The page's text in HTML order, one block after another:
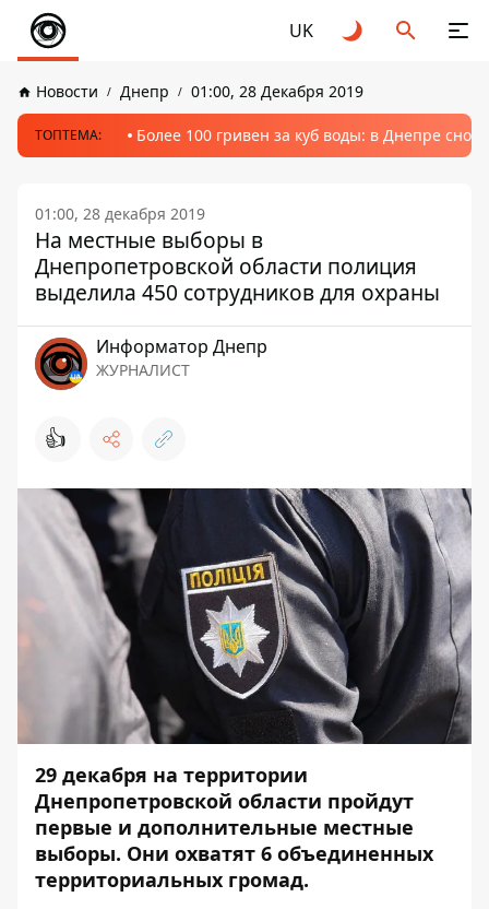
UK
Новости Днепр 01:00, 28 Декабря 2019
ТОПТЕМА: Более 100 гривен за куб воды: в Днепре
01:00, 28 декабря 2019
На местные выборы в
Днепропетровской области полиция
выделила 450 сотрудников для охраны
Информатор Днепр
ЖУРНАЛИСТ
👍
29 декабря на территории
Днепропетровской области пройдут
первые и дополнительные местные
выборы. Они охватят 6 объединенных
территориальных громад.